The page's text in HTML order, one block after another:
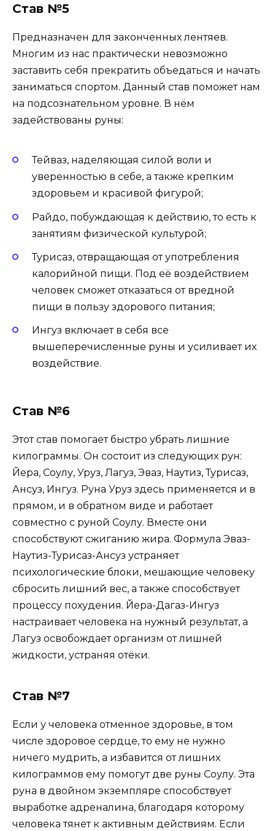
Став №5
Предназначен для законченных лентяев.
Многим из нас практически невозможно
заставить себя прекратить объедаться и начать
заниматься спортом. Данный став поможет нам
на подсознательном уровне. В нём
задействованы руны:
Тейваз, наделяющая силой воли и
уверенностью в себе, а также крепким
здоровьем и красивой фигурой;
Райдо, побуждающая к действию, то есть к
занятиям физической культурой;
Турисаз, отвращающая от употребления
калорийной пищи. Под её воздействием
человек сможет отказаться от вредной
пищи в пользу здорового питания;
Ингуз включает в себя все
вышеперечисленные руны и усиливает их
воздействие.
Став №6
Этот став помогает быстро убрать лишние
килограммы. Он состоит из следующих рун:
Йера, Соулу, Уруз, Лагуз, Эваз, Наутиз, Турисаз,
Ансуз, Ингуз. Руна Уруз здесь применяется и в
прямом, и в обратном виде и работает
совместно с руной Соулу. Вместе они
способствуют сжиганию жира. Формула Эваз-
Наутиз-Турисаз-Ансуз устраняет
психологические блоки, мешающие человеку
сбросить лишний вес, а также способствует
процессу похудения. Йера-Дагаз-Ингуз
настраивает человека на нужный результат, а
Лагуз освобождает организм от лишней
жидкости, устраняя отёки.
Став №7
Если у человека отменное здоровье, в том
числе здоровое сердце, то ему не нужно
ничего мудрить, а избавится от лишних
килограммов ему помогут две руны Соулу. Эта
руна в двойном экземпляре способствует
выработке адреналина, благодаря которому
человека тянет к активным действиям. Если